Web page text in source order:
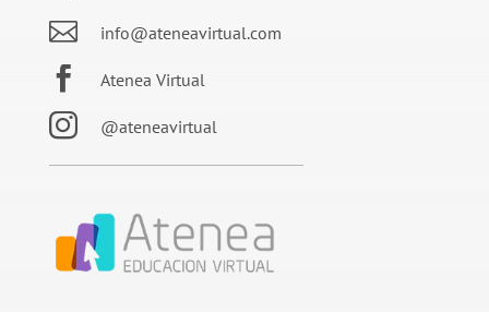
 info@ateneavirtual.com
 Atenea Virtual
 @ateneavirtual